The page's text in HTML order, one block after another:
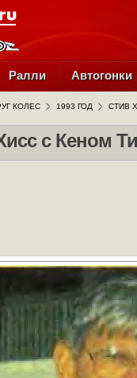
Ралли Автогонки
КОЛЕС 1993 ГОД СТИВ
с Кеном